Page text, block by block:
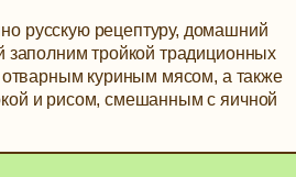
русскую рецептуру, домашний
заполним тройкой традиционных
отварным куриным мясом, а также
и рисом, смешанным с яичной